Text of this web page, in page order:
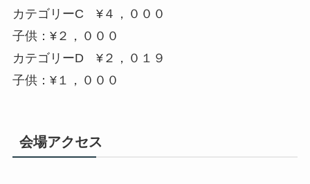
カテゴリーC ¥４，０００
子供：¥２，０００
カテゴリーD ¥２，０１９
子供：¥１，０００
会場アクセス